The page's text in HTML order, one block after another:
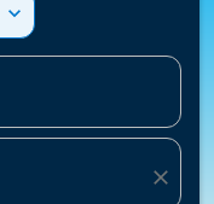
expand_more
close